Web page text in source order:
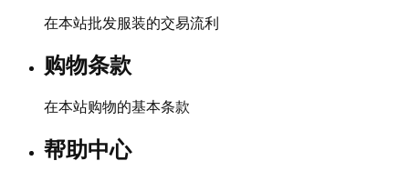
在本站批发服装的交易流利
购物条款
在本站购物的基本条款
帮助中心